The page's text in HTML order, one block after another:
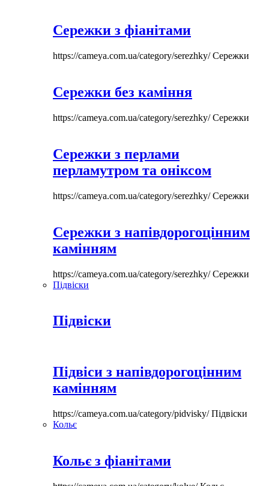
Сережки з фіанітами
https://cameya.com.ua/category/serezhky/Сережки
Сережки без каміння
https://cameya.com.ua/category/serezhky/Сережки
Сережки з перлами
перламутром та оніксом
https://cameya.com.ua/category/serezhky/Сережки
Сережки з напівдорогоцінним
камінням
https://cameya.com.ua/category/serezhky/Сережки
Підвіски
Підвіски
Підвіси з напівдорогоцінним
камінням
https://cameya.com.ua/category/pidvisky/Підвіски
Кольє
Кольє з фіанітами